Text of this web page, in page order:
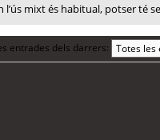
mixt és habitual, potser
entrades dels darrers: